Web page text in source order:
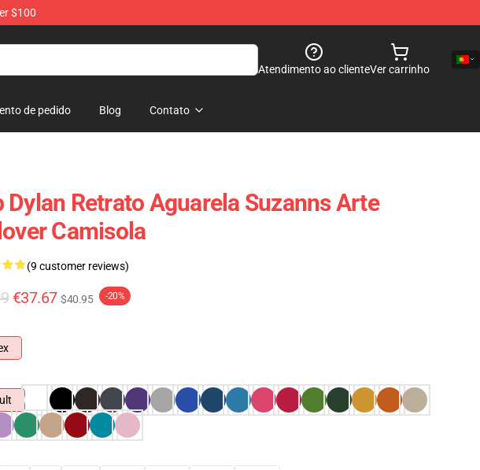
$100
Atendimento ao clienteVer carrinho
de pedido Blog Contato
Dylan Retrato Aguarela Suzanns Arte
Camisola
(9 customer reviews)
€37.67 $40.95 -20%